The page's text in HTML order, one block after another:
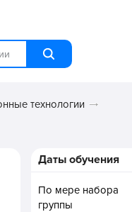
технологии
Даты обучения
По мере набора
группы